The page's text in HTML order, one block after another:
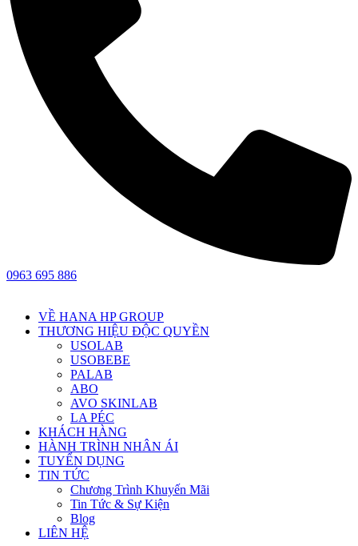
0963 695 886
VỀ HANA HP GROUP
THƯƠNG HIỆU ĐỘC QUYỀN
USOLAB
USOBEBE
PALAB
ABO
AVO SKINLAB
LA PÉC
KHÁCH HÀNG
HÀNH TRÌNH NHÂN ÁI
TUYỂN DỤNG
TIN TỨC
Chương Trình Khuyến Mãi
Tin Tức & Sự Kiện
Blog
LIÊN HỆ